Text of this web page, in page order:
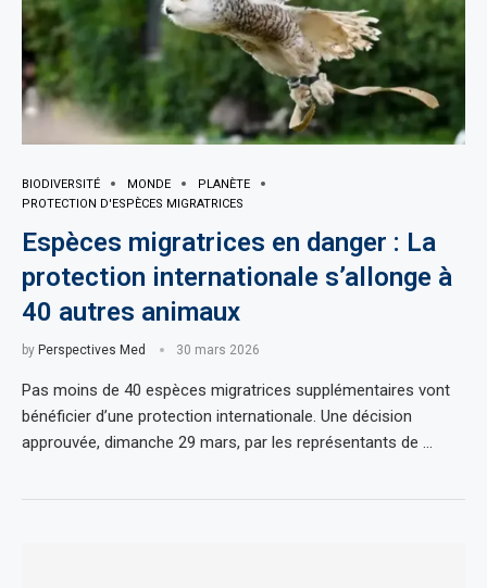
BIODIVERSITÉ MONDE
PLANÈTE
PROTECTION D'ESPÈCES MIGRATRICES
Espèces migratrices en danger : La
protection internationale s’allonge à
40 autres animaux
by Perspectives Med 30 mars 2026
Pas moins de 40 espèces migratrices supplémentaires vont
bénéficier d’une protection internationale. Une décision
approuvée, dimanche 29 mars, par les représentants de …